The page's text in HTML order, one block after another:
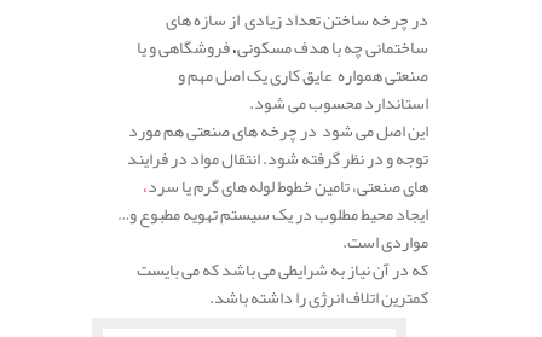
در چرخه ساختن تعداد زیادی از سازه های
ساختمانی چه با هدف مسکونی،فروشگاهی و یا
صنعتی همواره عایق کاری یک اصل مهم و
استاندارد محسوب می شود.
این اصل می شود در چرخه های صنعتی هم مورد
توجه و در نظر گرفته شود. انتقال مواد در فرایند
های صنعتی، تامین خطوط لوله های گرم یا سرد،
ایجاد محیط مطلوب در یک سیستم تهویه مطبوع و…
مواردی است.
که در آن نیاز به شرایطی می باشد که می بایست
کمترین اتلاف انرژی را داشته باشد.